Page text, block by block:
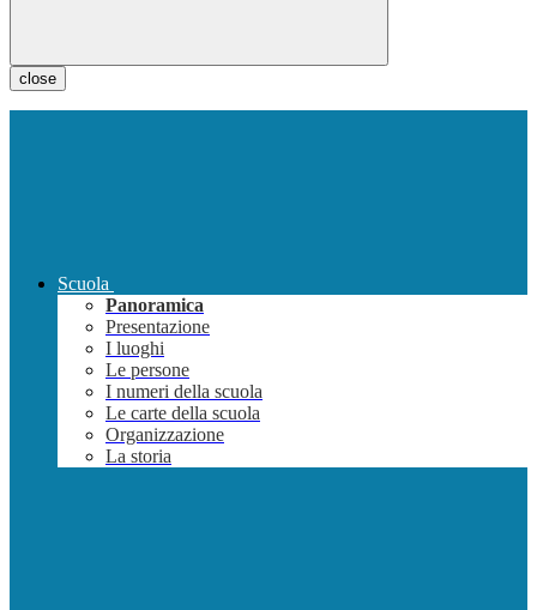
close
Scuola
Panoramica
Presentazione
I luoghi
Le persone
I numeri della scuola
Le carte della scuola
Organizzazione
La storia